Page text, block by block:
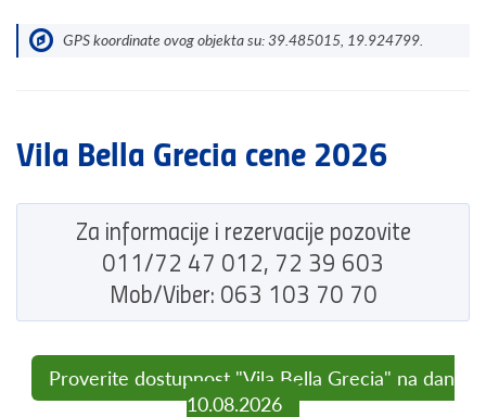
GPS koordinate ovog objekta su: 39.485015, 19.924799.
Vila Bella Grecia cene 2026
Za informacije i rezervacije pozovite
011/72 47 012, 72 39 603
Mob/Viber: 063 103 70 70
Proverite dostupnost "Vila Bella Grecia" na dan
10.08.2026